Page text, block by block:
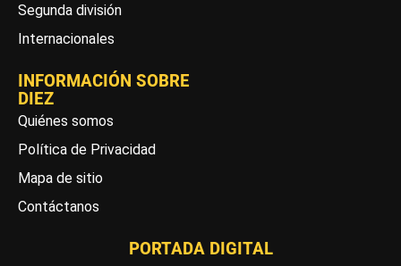
Segunda división
Internacionales
INFORMACIÓN SOBRE
DIEZ
Quiénes somos
Política de Privacidad
Mapa de sitio
Contáctanos
PORTADA DIGITAL